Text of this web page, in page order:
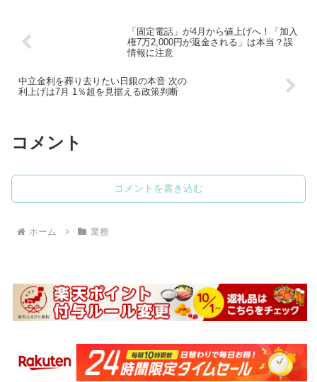
「固定電話」が4月から値上げへ！「加入
権7万2,000円が返金される」は本当？誤
情報に注意
中立金利を葬り去りたい日銀の本音 次の
利上げは7月 1％超を見据える政策判断
コメント
コメントを書き込む
ホーム 業務